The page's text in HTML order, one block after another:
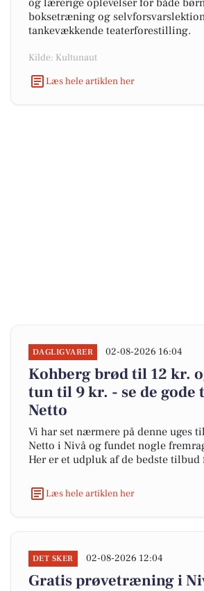
og lærerige oplevelser for både
boksetræning og
tankevækkende teaterforestilling.
Kilde: Kultunaut
Læs hele artiklen her
DAGLIGVARER 02-08-2026 16:04
Kohberg brød til 12 kr.
tun til 9 kr. - se de gode
Netto
Vi har set nærmere på denne uges
Netto i Nivå og fundet nogle
Her er et udpluk af de bedste tilbud
Læs hele artiklen her
DET SKER 02-08-2026 12:04
Gratis prøvetræning i